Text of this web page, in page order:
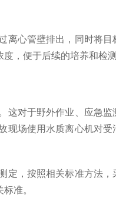
心管壁排出，同时将目
，便于后续的培养和检测
对于野外作业、应急监
场使用水质离心机对
，按照相关标准方法，
准。